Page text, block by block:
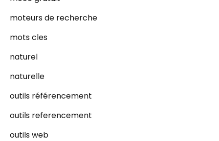
moteurs de recherche
mots cles
naturel
naturelle
outils référencement
outils referencement
outils web